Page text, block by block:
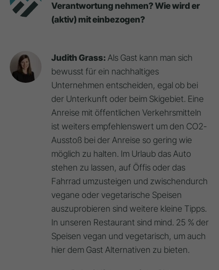
Verantwortung nehmen? Wie wird er
(aktiv) mit einbezogen?
Judith Grass:Als Gast kann man sich
bewusst für ein nachhaltiges
Unternehmen entscheiden, egal ob bei
der Unterkunft oder beim Skigebiet. Eine
Anreise mit öffentlichen Verkehrsmitteln
ist weiters empfehlenswert um den CO2-
Ausstoß bei der Anreise so gering wie
möglich zu halten. Im Urlaub das Auto
stehen zu lassen, auf Öffis oder das
Fahrrad umzusteigen und zwischendurch
vegane oder vegetarische Speisen
auszuprobieren sind weitere kleine Tipps.
In unseren Restaurant sind mind. 25 % der
Speisen vegan und vegetarisch, um auch
hier dem Gast Alternativen zu bieten.